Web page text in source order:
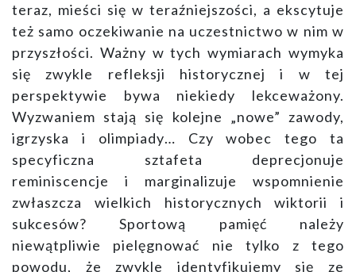
teraz, mieści się w teraźniejszości, a ekscytuje
też samo oczekiwanie na uczestnictwo w nim w
przyszłości. Ważny w tych wymiarach wymyka
się zwykle refleksji historycznej i w tej
perspektywie bywa niekiedy lekceważony.
Wyzwaniem stają się kolejne „nowe” zawody,
igrzyska i olimpiady… Czy wobec tego ta
specyficzna sztafeta deprecjonuje
reminiscencje i marginalizuje wspomnienie
zwłaszcza wielkich historycznych wiktorii i
sukcesów? Sportową pamięć należy
niewątpliwie pielęgnować nie tylko z tego
powodu, że zwykle identyfikujemy się ze